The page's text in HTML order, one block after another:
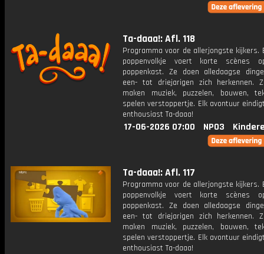
Ta-daaa!: Afl. 118
Programma voor de allerjongste kijkers.
poppenvolkje voert korte scènes
poppenkast. Ze doen alledaagse
een- tot driejarigen zich herkennen.
maken muziek, puzzelen, bouwen,
spelen verstoppertje. Elk avontuur
enthousiast Ta-daaa!
17-06-2026 07:00 NPO3
Ta-daaa!: Afl. 117
Programma voor de allerjongste kijkers.
poppenvolkje voert korte scènes
poppenkast. Ze doen alledaagse
een- tot driejarigen zich herkennen.
maken muziek, puzzelen, bouwen,
spelen verstoppertje. Elk avontuur
enthousiast Ta-daaa!